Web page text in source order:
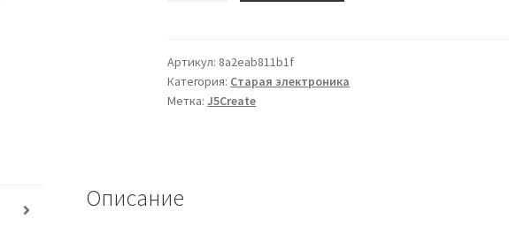
usb
3.0
Артикул: 8a2eab811b1f
Категория: Старая электроника
Метка:J5Create
Описание